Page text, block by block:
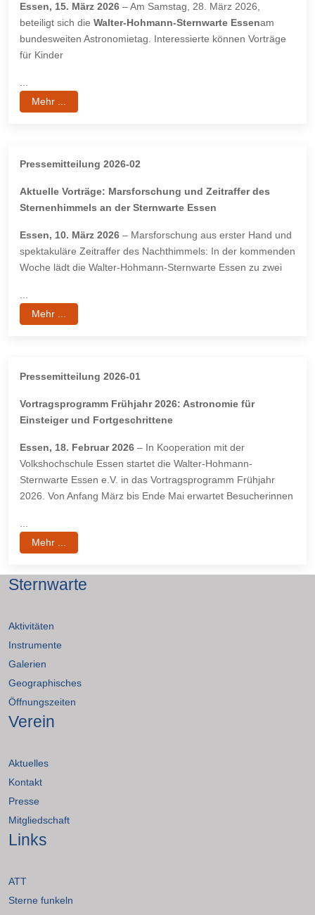
Essen, 15. März 2026 – Am Samstag, 28. März 2026,
beteiligt sich die Walter-Hohmann-Sternwarte Essenam
bundesweiten Astronomietag. Interessierte können Vorträge
für Kinder
...
Mehr ...
Pressemitteilung 2026-02
Aktuelle Vorträge: Marsforschung und Zeitraffer des
Sternenhimmels an derSternwarte Essen
Essen, 10. März 2026 – Marsforschung aus erster Hand und
spektakuläre Zeitraffer des Nachthimmels: In der kommenden
Woche lädt die Walter-Hohmann-Sternwarte Essen zu zwei
...
Mehr ...
Pressemitteilung 2026-01
Vortragsprogramm Frühjahr 2026: Astronomie für
Einsteiger und Fortgeschrittene
Essen, 18. Februar 2026 – In Kooperation mit der
Volkshochschule Essen startet die Walter-Hohmann-
Sternwarte Essen e.V. in das Vortragsprogramm Frühjahr
2026. Von Anfang März bis Ende Mai erwartet Besucherinnen
...
Mehr ...
Sternwarte
Aktivitäten
Instrumente
Galerien
Geographisches
Öffnungszeiten
Verein
Aktuelles
Kontakt
Presse
Mitgliedschaft
Links
ATT
Sterne funkeln